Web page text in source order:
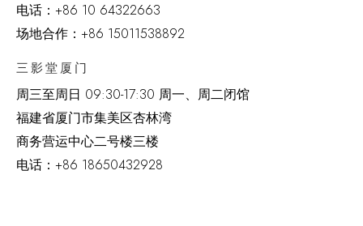
电话： +86 10 64322663
场地合作：+86 15011538892
三影堂厦门
周三至周日 09:30-17:30 周一、周二闭馆
福建省厦门市集美区杏林湾
商务营运中心二号楼三楼
电话： +86 18650432928